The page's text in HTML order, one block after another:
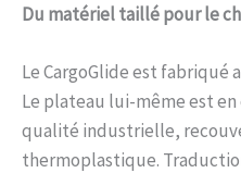
Du matériel taillé pour le
Le CargoGlide est fabriqué
Le plateau lui-même est
qualité industrielle,
thermoplastique.